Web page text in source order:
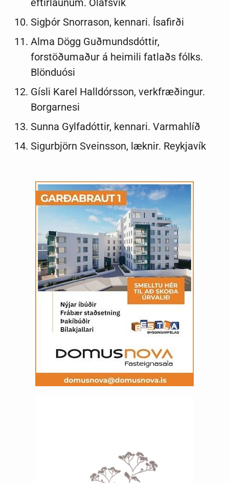
eftirlaunum. Ólafsvík
Sigþór Snorrason, kennari. Ísafirði
Alma Dögg Guðmundsdóttir,
forstöðumaður á heimili fatlaðs fólks.
Blönduósi
Gísli Karel Halldórsson, verkfræðingur.
Borgarnesi
Sunna Gylfadóttir, kennari. Varmahlíð
Sigurbjörn Sveinsson, læknir. Reykjavík